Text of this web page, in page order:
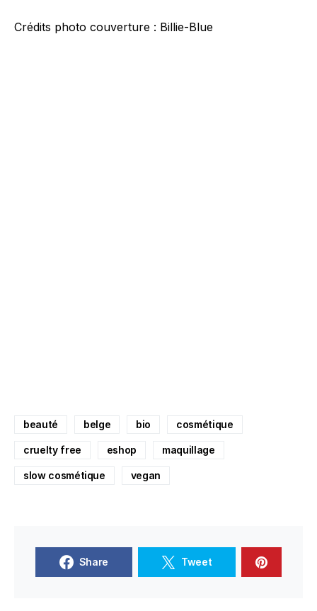
Crédits photo couverture : Billie-Blue
beauté belge bio cosmétique
cruelty free eshop maquillage
slow cosmétique vegan
Share Tweet